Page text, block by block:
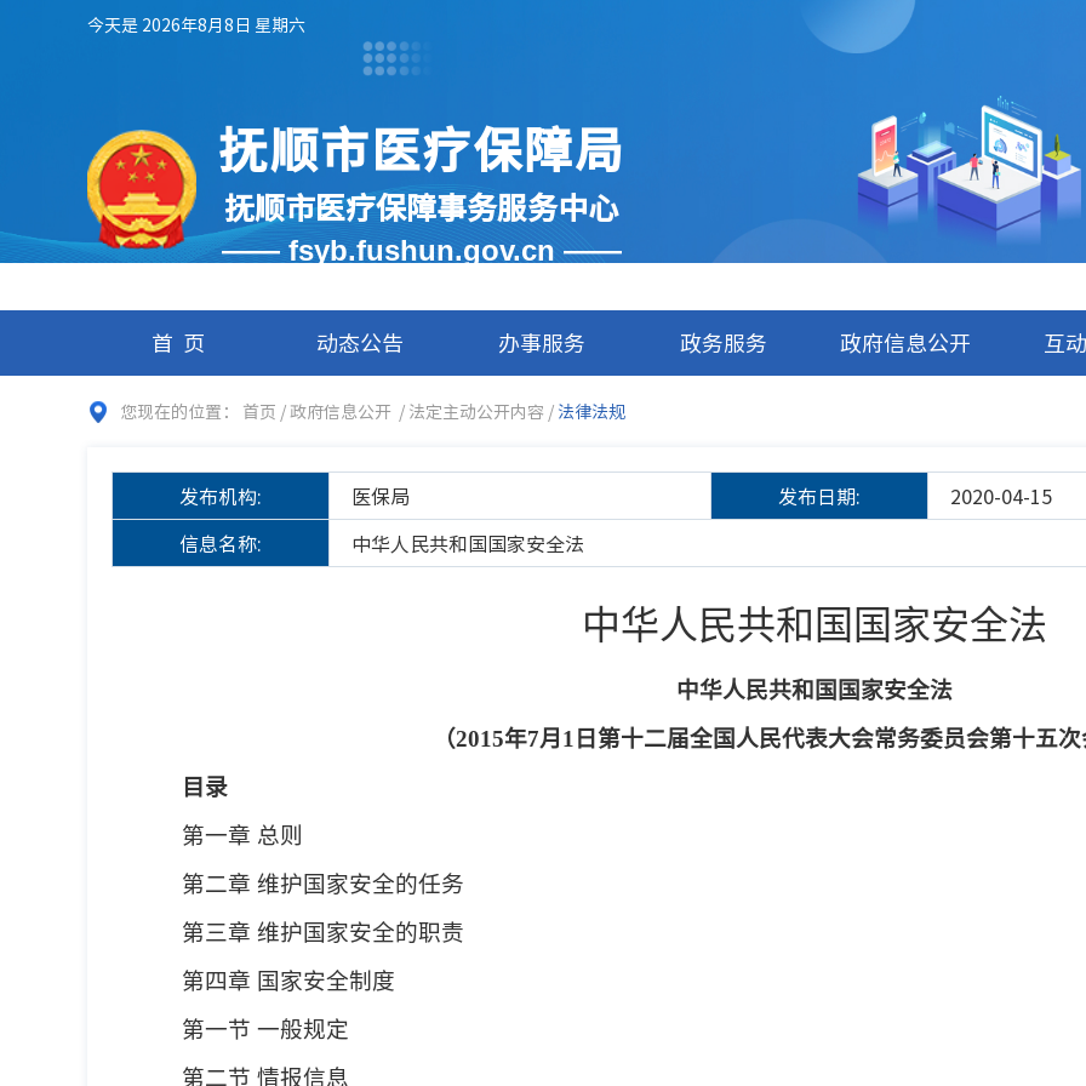
今天是 2026年8月8日 星期六
抚顺市医疗保障局
抚顺市医疗保障事务服务中心
—— fsyb.fushun.gov.cn ——
首页 动态公告 办事服务 政务服务 政府信息公开 互
您现在的位置： 首页 /政府信息公开 / 法定主动公开内容 / 法律法规
发布机构: 医保局 发布日期:
2020-04-15
信息名称:
中华人民共和国国家安全法
中华人民共和国国家安全法
中华人民共和国国家安全法
（2015年7月1日第十二届全国人民代表大会常务委员会第十五次
目录
第一章 总则
第二章 维护国家安全的任务
第三章 维护国家安全的职责
第四章 国家安全制度
第一节 一般规定
第二节 情报信息